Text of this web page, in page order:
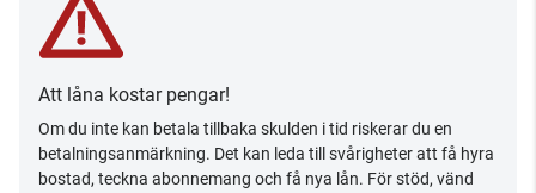
Att låna kostar pengar!
Om du inte kan betala tillbaka skulden i tid riskerar du en
betalningsanmärkning. Det kan leda till svårigheter att få hyra
bostad, teckna abonnemang och få nya lån. För stöd, vänd